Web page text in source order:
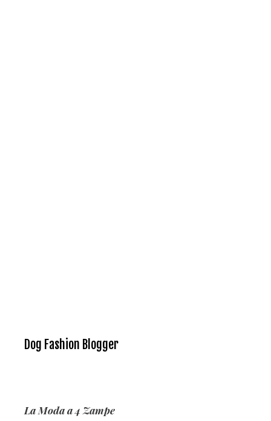
Dog Fashion Blogger
La Moda a 4 Zampe